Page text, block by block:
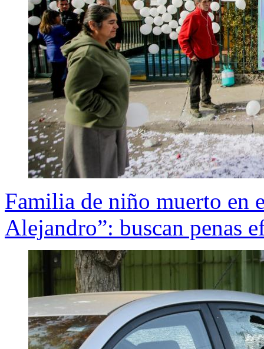
Familia de niño muerto en
Alejandro”: buscan penas